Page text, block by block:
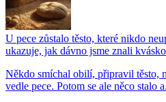
U pece zůstalo těsto, které nikdo
ukazuje, jak dávno jsme znali
Někdo smíchal obilí, připravil těsto,
vedle pece. Potom se ale něco stalo